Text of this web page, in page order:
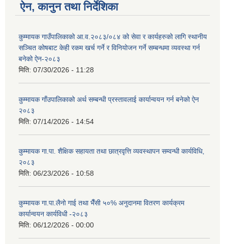
ऐन, कानुन तथा निर्देशिका
कुम्मायक गाउँपालिकाको आ.व.२०८३/०८४ को सेवा र कार्यहरुको लागि स्थानीय
सञ्चित कोषबाट केही रकम खर्च गर्ने र विनियोजन गर्ने सम्बन्धमा व्यवस्था गर्न
बनेको ऐन-२०८३
मिति: 07/30/2026 - 11:28
कुम्मायक गाँउपालिकाको अर्थ सम्बन्धी प्रस्तावलाई कार्यान्वयन गर्न बनेको ऐन
२०८३
मिति: 07/14/2026 - 14:54
कुम्मायक गा.पा. शैक्षिक सहायता तथा छात्रवृत्ति व्यवस्थापन सम्वन्धी कार्यविधि,
२०८३
मिति: 06/23/2026 - 10:58
कुम्मायक गा.पा.लैनो गाई तथा भैँसी ५०% अनुदानमा वितरण कार्यक्रम
कार्यान्वयन कार्यविधी -२०८३
मिति: 06/12/2026 - 00:00